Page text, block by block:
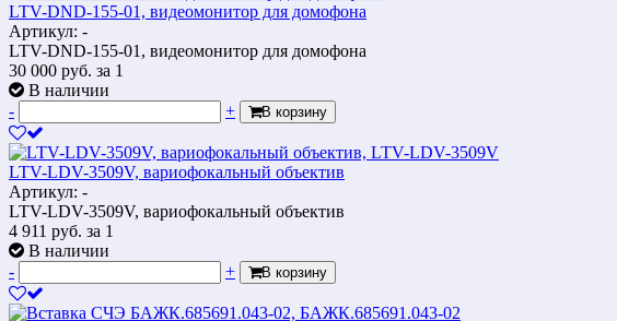
LTV-DND-155-01, видеомонитор для домофона
Артикул: -
LTV-DND-155-01, видеомонитор для домофона
30 000 руб. за 1
В наличии
-
+ В корзину
LTV-LDV-3509V, вариофокальный объектив
Артикул: -
LTV-LDV-3509V, вариофокальный объектив
4 911 руб. за 1
В наличии
-
+ В корзину